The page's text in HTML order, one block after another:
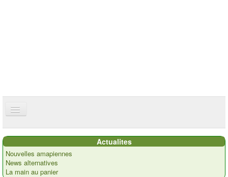
Accueil
Présentation
Actualités
Actualites
Nouvelles amapiennes
News alternatives
La main au panier